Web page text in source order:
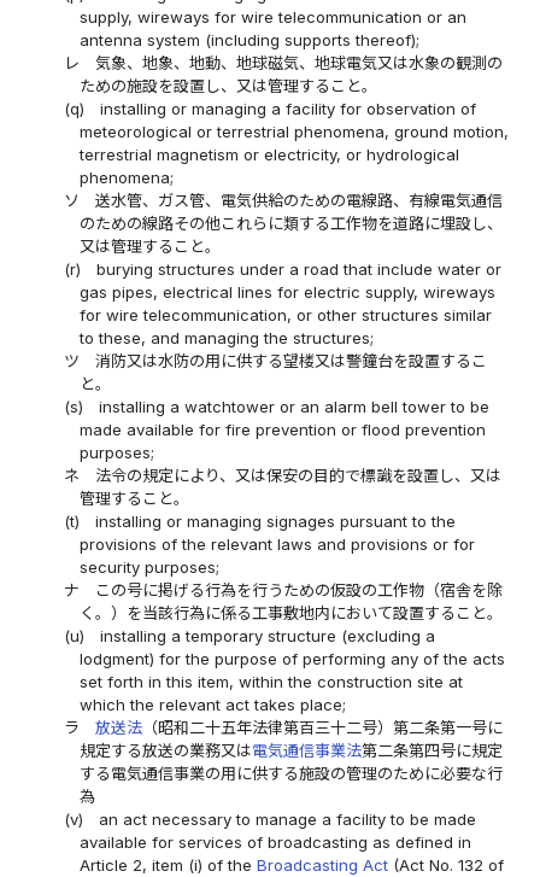
supply, wireways for wire telecommunication or an
antenna system (including supports thereof);
レ
気象、地象、地動、地球磁気、地球電気又は水象の観測の
ための施設を設置し、又は管理すること。
(q)
installing or managing a facility for observation of
meteorological or terrestrial phenomena, ground motion,
terrestrial magnetism or electricity, or hydrological
phenomena;
ソ
送水管、ガス管、電気供給のための電線路、有線電気通信
のための線路その他これらに類する工作物を道路に埋設し、
又は管理すること。
(r)
burying structures under a road that include water or
gas pipes, electrical lines for electric supply, wireways
for wire telecommunication, or other structures similar
to these, and managing the structures;
ツ
消防又は水防の用に供する望楼又は警鐘台を設置するこ
と。
(s)
installing a watchtower or an alarm bell tower to be
made available for fire prevention or flood prevention
purposes;
ネ
法令の規定により、又は保安の目的で標識を設置し、又は
管理すること。
(t)
installing or managing signages pursuant to the
provisions of the relevant laws and provisions or for
security purposes;
ナ
この号に掲げる行為を行うための仮設の工作物（宿舎を除
く。）を当該行為に係る工事敷地内において設置すること。
(u)
installing a temporary structure (excluding a
lodgment) for the purpose of performing any of the acts
set forth in this item, within the construction site at
which the relevant act takes place;
ラ
放送法（昭和二十五年法律第百三十二号）第二条第一号に
規定する放送の業務又は電気通信事業法第二条第四号に規定
する電気通信事業の用に供する施設の管理のために必要な行
為
(v)
an act necessary to manage a facility to be made
available for services of broadcasting as defined in
Article 2, item (i) of the Broadcasting Act(Act No. 132 of